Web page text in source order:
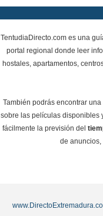
TentudiaDirecto.com es una
portal regional donde leer
hostales, apartamentos,
También podrás encontrar una
sobre las películas disponibles
fácilmente la previsión del
de anuncios,